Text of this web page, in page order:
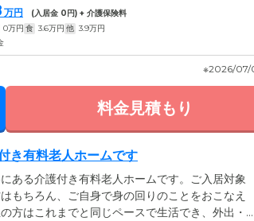
万円 (入居金 0円) + 介護保険料
0万円 食 3.6万円 他 3.9万円
※2026/07/
料金見積もり
き有料老人ホームです
ある介護付き有料老人ホームです。ご入居対象
もちろん、ご自身で身の回りのことをおこなえ
方はこれまでと同じペースで生活でき、外出・